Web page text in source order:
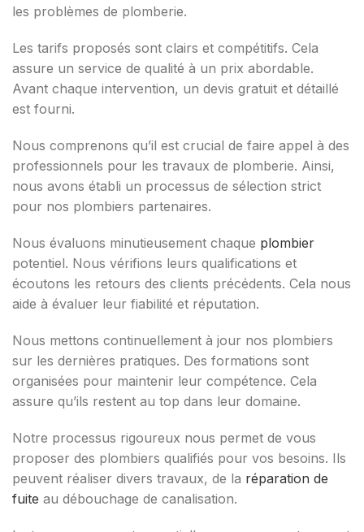
les problèmes de plomberie.
Les tarifs proposés sont clairs et compétitifs. Cela
assure un service de qualité à un prix abordable.
Avant chaque intervention, un devis gratuit et détaillé
est fourni.
Nous comprenons qu’il est crucial de faire appel à des
professionnels pour les travaux de plomberie. Ainsi,
nous avons établi un processus de sélection strict
pour nos plombiers partenaires.
Nous évaluons minutieusement chaque plombier
potentiel. Nous vérifions leurs qualifications et
écoutons les retours des clients précédents. Cela nous
aide à évaluer leur fiabilité et réputation.
Nous mettons continuellement à jour nos plombiers
sur les dernières pratiques. Des formations sont
organisées pour maintenir leur compétence. Cela
assure qu’ils restent au top dans leur domaine.
Notre processus rigoureux nous permet de vous
proposer des plombiers qualifiés pour vos besoins. Ils
peuvent réaliser divers travaux, de la réparation de
fuite au débouchage de canalisation.